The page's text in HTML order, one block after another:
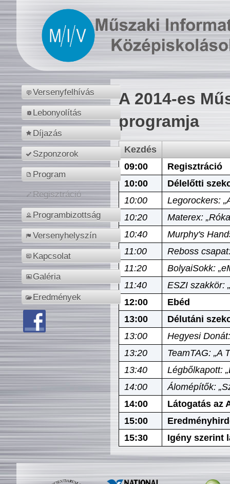
Versenyfelhívás
Lebonyolítás
Díjazás
Szponzorok
Program
Regisztráció
Programbizottság
Versenyhelyszín
Kapcsolat
Galéria
Eredmények
A 2014-es
programja
Kezdés
09:00
Regisztráció
10:00
Délelőtti
10:00
Legorockers:
10:20
Materex:
10:40
Murphy's
11:00
Reboss
11:20
BolyaiSokk:
11:40
ESZI szakkör:
12:00
Ebéd
13:00
Délutáni
13:00
Hegyesi
13:20
TeamTAG: „A
13:40
Légbőlkapott:
14:00
Álomépítők:
14:00
Látogatás az
15:00
15:30
Igény szerint